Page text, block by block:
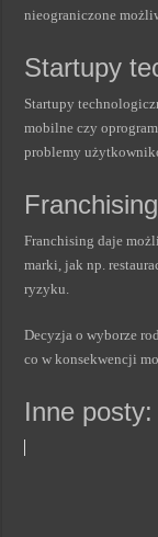
nieograniczone
Startupy
Startupy
mobilne czy
problemy
Franchising
Franchising daje
marki, jak np.
ryzyku.
Decyzja o wyborze
co w konsekwencji
Inne posty: